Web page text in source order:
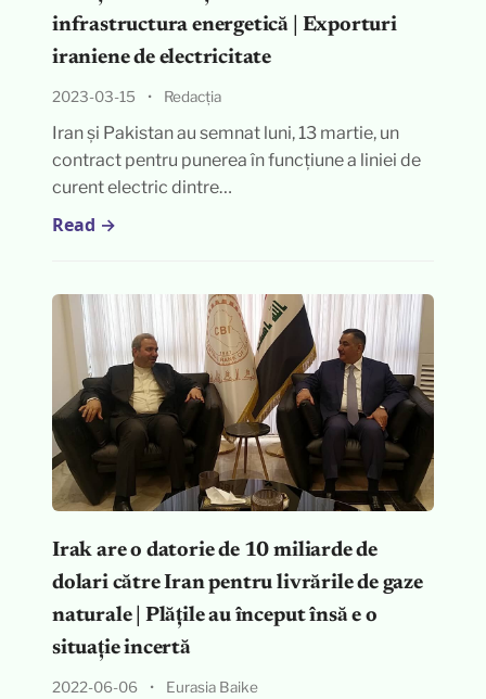
infrastructura energetică | Exporturi
iraniene de electricitate
2023-03-15 • Redacția
Iran și Pakistan au semnat luni, 13 martie, un
contract pentru punerea în funcțiune a liniei de
curent electric dintre…
Read →
Irak are o datorie de 10 miliarde de
dolari către Iran pentru livrările de gaze
naturale | Plățile au început însă e o
situație incertă
2022-06-06 • Eurasia Baike